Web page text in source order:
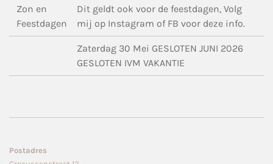
Zon en
Feestdagen
Dit geldt ook voor de feestdagen, Volg
mij op Instagram of FB voor deze info.
Zaterdag 30 Mei GESLOTEN JUNI 2026
GESLOTEN IVM VAKANTIE
Postadres